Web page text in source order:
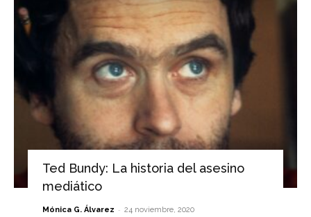
Ted Bundy: La historia del asesino
mediático
Mónica G. Álvarez - 24 noviembre, 2020